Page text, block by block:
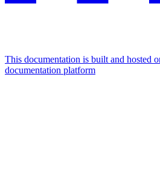
This documentation is built and hosted
documentation platform